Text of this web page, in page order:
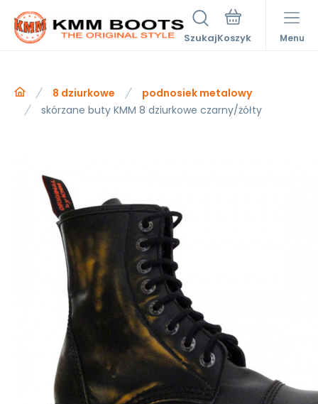
Szukaj Menu
8 dziurkowe
podnosiek metalowy
skórzane buty KMM 8 dziurkowe czarny/żółty